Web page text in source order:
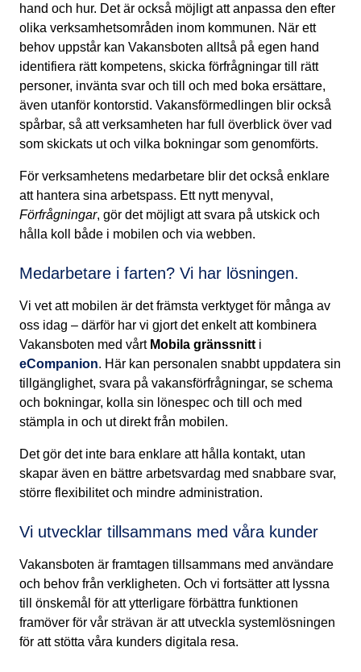
hand och hur. Det är också möjligt att anpassa den efter
olika verksamhetsområden inom kommunen. När ett
behov uppstår kan Vakansboten alltså på egen hand
identifiera rätt kompetens, skicka förfrågningar till rätt
personer, invänta svar och till och med boka ersättare,
även utanför kontorstid. Vakansförmedlingen blir också
spårbar, så att verksamheten har full överblick över vad
som skickats ut och vilka bokningar som genomförts.
För verksamhetens medarbetare blir det också enklare
att hantera sina arbetspass. Ett nytt menyval,
Förfrågningar, gör det möjligt att svara på utskick och
hålla koll både i mobilen och via webben.
Medarbetare i farten? Vi har lösningen.
Vi vet att mobilen är det främsta verktyget för många av
oss idag – därför har vi gjort det enkelt att kombinera
Vakansboten med vårt Mobila gränssnitt i
eCompanion. Här kan personalen snabbt uppdatera sin
tillgänglighet, svara på vakansförfrågningar, se schema
och bokningar, kolla sin lönespec och till och med
stämpla in och ut direkt från mobilen.
Det gör det inte bara enklare att hålla kontakt, utan
skapar även en bättre arbetsvardag med snabbare svar,
större flexibilitet och mindre administration.
Vi utvecklar tillsammans med våra kunder
Vakansboten är framtagen tillsammans med användare
och behov från verkligheten. Och vi fortsätter att lyssna
till önskemål för att ytterligare förbättra funktionen
framöver för vår strävan är att utveckla systemlösningen
för att stötta våra kunders digitala resa.